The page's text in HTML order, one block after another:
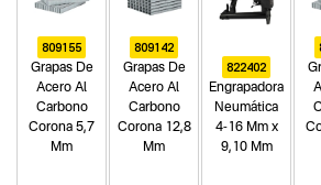
809155
Grapas De
Acero Al
Carbono
Corona 5,7
Mm
809142
Grapas De
Acero Al
Carbono
Corona 12,8
Mm
822402
Engrapadora
Neumática
4-16 Mm x
9,10 Mm